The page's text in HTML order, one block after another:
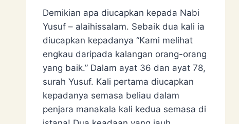
Demikian apa diucapkan kepada Nabi
Yusuf – alaihissalam. Sebaik dua kali ia
diucapkan kepadanya “Kami melihat
engkau daripada kalangan orang-orang
yang baik.” Dalam ayat 36 dan ayat 78,
surah Yusuf. Kali pertama diucapkan
kepadanya semasa beliau dalam
penjara manakala kali kedua semasa di